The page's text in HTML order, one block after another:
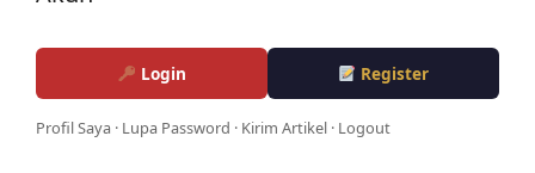
Login Register
Profil Saya · Lupa Password · Kirim Artikel · Logout